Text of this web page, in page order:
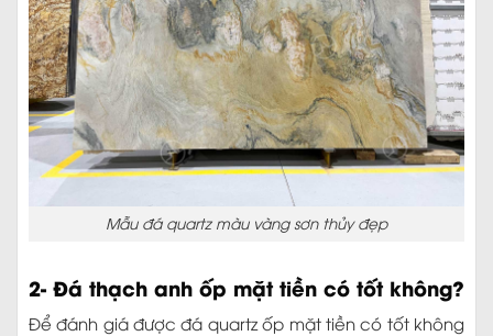
Mẫu đá quartz màu vàng sơn thủy đẹp
2- Đá thạch anh ốp mặt tiền có tốt không?
Để đánh giá được đá quartz ốp mặt tiền có tốt không